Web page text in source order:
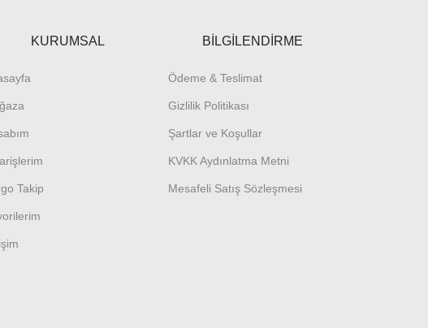
KURUMSAL
Takip
BİLGİLENDİRME
Ödeme & Teslimat
Gizlilik Politikası
Şartlar ve Koşullar
KVKK Aydınlatma Metni
Mesafeli Satış Sözleşmesi